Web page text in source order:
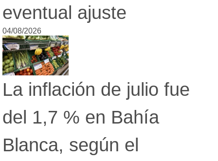
eventual ajuste
04/08/2026
La inflación de julio fue
del 1,7 % en Bahía
Blanca, según el